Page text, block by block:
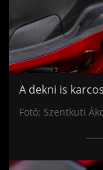
A dekni is
Fotó: Szentkuti